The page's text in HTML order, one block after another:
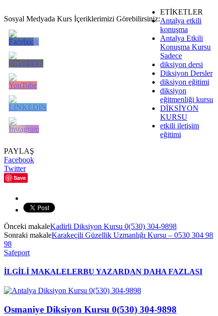
Sosyal Medyada Kurs İçeriklerimizi Görebilirsiniz:
ETİKETLER
Antalya etkili
konuşma
Antalya Etkili
Konuşma Kursu
Sadece
diksiyon dersi
Diksiyon Dersler
diksiyon eğitimi
diksiyon
eğitmenliği kursu
DİKSİYON
KURSU
etkili iletişim
eğitimi
PAYLAŞ
Facebook
Twitter
Save
Önceki makaleKadirli Diksiyon Kursu 0(530) 304-9898
Sonraki makaleKarakeçili Güzellik Uzmanlığı Kursu – 0530 304 98
98
Safeport
İLGİLİ MAKALELERBU YAZARDAN DAHA FAZLASI
Osmaniye Diksiyon Kursu 0(530) 304-9898